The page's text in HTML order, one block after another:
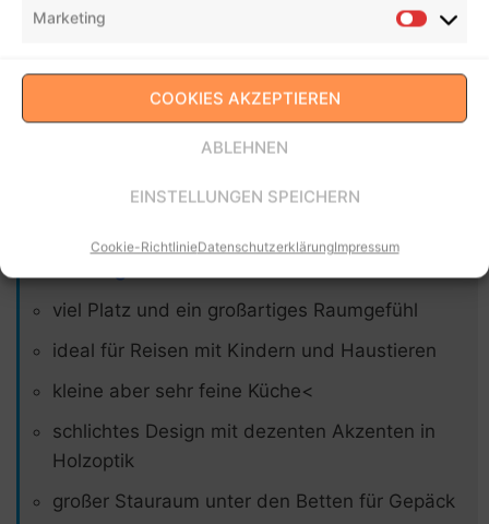
Marketing
COOKIES AKZEPTIEREN
ABLEHNEN
EINSTELLUNGEN SPEICHERN
Cookie-RichtlinieDatenschutzerklärungImpressum
Wohnmobil Etrusco I 7400 QB
viel Platz und ein großartiges Raumgefühl
ideal für Reisen mit Kindern und Haustieren
kleine aber sehr feine Küche<
schlichtes Design mit dezenten Akzenten in
Holzoptik
großer Stauraum unter den Betten für Gepäck